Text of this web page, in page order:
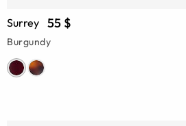
Surrey 55 $
Burgundy